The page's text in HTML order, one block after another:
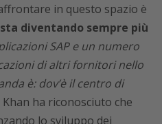
in questo spazio è
diventando sempre più
SAP e un numero
di altri fornitori nello
è: dov’è il centro di
Khan ha riconosciuto che
lo sviluppo dei